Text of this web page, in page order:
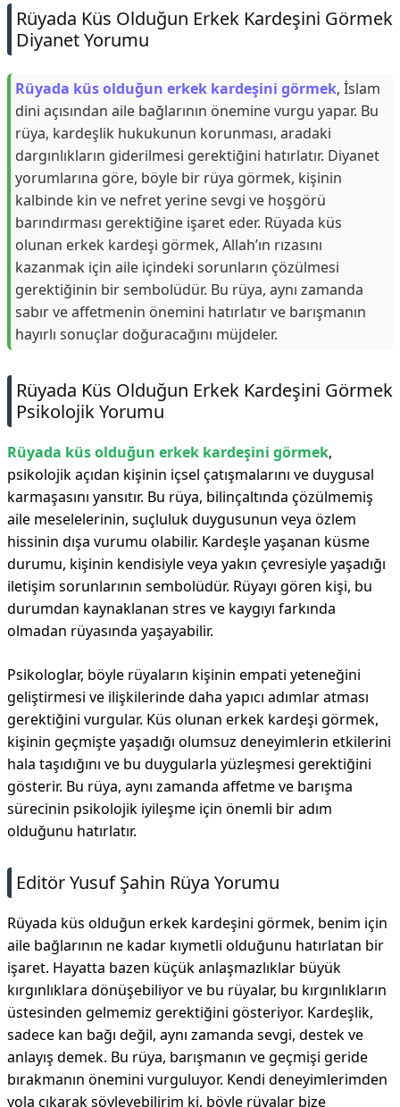
Rüyada Küs Olduğun Erkek Kardeşini Görmek
Diyanet Yorumu
Rüyada küs olduğun erkek kardeşini görmek, İslam
dini açısından aile bağlarının önemine vurgu yapar. Bu
rüya, kardeşlik hukukunun korunması, aradaki
dargınlıkların giderilmesi gerektiğini hatırlatır. Diyanet
yorumlarına göre, böyle bir rüya görmek, kişinin
kalbinde kin ve nefret yerine sevgi ve hoşgörü
barındırması gerektiğine işaret eder. Rüyada küs
olunan erkek kardeşi görmek, Allah’ın rızasını
kazanmak için aile içindeki sorunların çözülmesi
gerektiğinin bir sembolüdür. Bu rüya, aynı zamanda
sabır ve affetmenin önemini hatırlatır ve barışmanın
hayırlı sonuçlar doğuracağını müjdeler.
Rüyada Küs Olduğun Erkek Kardeşini Görmek
Psikolojik Yorumu
Rüyada küs olduğun erkek kardeşini görmek,
psikolojik açıdan kişinin içsel çatışmalarını ve duygusal
karmaşasını yansıtır. Bu rüya, bilinçaltında çözülmemiş
aile meselelerinin, suçluluk duygusunun veya özlem
hissinin dışa vurumu olabilir. Kardeşle yaşanan küsme
durumu, kişinin kendisiyle veya yakın çevresiyle yaşadığı
iletişim sorunlarının sembolüdür. Rüyayı gören kişi, bu
durumdan kaynaklanan stres ve kaygıyı farkında
olmadan rüyasında yaşayabilir.
Psikologlar, böyle rüyaların kişinin empati yeteneğini
geliştirmesi ve ilişkilerinde daha yapıcı adımlar atması
gerektiğini vurgular. Küs olunan erkek kardeşi görmek,
kişinin geçmişte yaşadığı olumsuz deneyimlerin etkilerini
hala taşıdığını ve bu duygularla yüzleşmesi gerektiğini
gösterir. Bu rüya, aynı zamanda affetme ve barışma
sürecinin psikolojik iyileşme için önemli bir adım
olduğunu hatırlatır.
Editör Yusuf Şahin Rüya Yorumu
Rüyada küs olduğun erkek kardeşini görmek, benim için
aile bağlarının ne kadar kıymetli olduğunu hatırlatan bir
işaret. Hayatta bazen küçük anlaşmazlıklar büyük
kırgınlıklara dönüşebiliyor ve bu rüyalar, bu kırgınlıkların
üstesinden gelmemiz gerektiğini gösteriyor. Kardeşlik,
sadece kan bağı değil, aynı zamanda sevgi, destek ve
anlayış demek. Bu rüya, barışmanın ve geçmişi geride
bırakmanın önemini vurguluyor. Kendi deneyimlerimden
yola çıkarak söyleyebilirim ki, böyle rüyalar bize